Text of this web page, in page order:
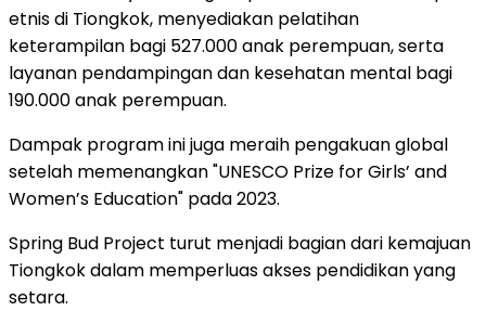
etnis di Tiongkok, menyediakan pelatihan
keterampilan bagi 527.000 anak perempuan, serta
layanan pendampingan dan kesehatan mental bagi
190.000 anak perempuan.
Dampak program ini juga meraih pengakuan global
setelah memenangkan "UNESCO Prize for Girls’ and
Women’s Education" pada 2023.
Spring Bud Project turut menjadi bagian dari kemajuan
Tiongkok dalam memperluas akses pendidikan yang
setara.